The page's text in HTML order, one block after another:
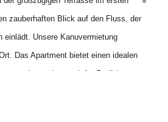
zauberhaften Blick auf den Fluss, der
einlädt. Unsere Kanuvermietung
Das Apartment bietet einen idealen
aber auch für Radfahrer
(66 Seen Wanderweg). Zum
es ca. 10 Minuten zu Fuß. Die RE 1